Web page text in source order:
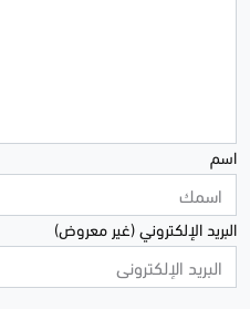
اسم
البريد الإلكتروني (غير معروض)